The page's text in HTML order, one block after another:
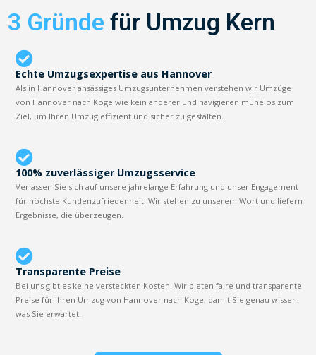
3 Gründe für Umzug Kern
Echte Umzugsexpertise aus Hannover
Als in Hannover ansässiges Umzugsunternehmen verstehen wir Umzüge
von Hannover nach Koge wie kein anderer und navigieren mühelos zum
Ziel, um Ihren Umzug effizient und sicher zu gestalten.
100% zuverlässiger Umzugsservice
Verlassen Sie sich auf unsere jahrelange Erfahrung und unser Engagement
für höchste Kundenzufriedenheit. Wir stehen zu unserem Wort und liefern
Ergebnisse, die überzeugen.
Transparente Preise
Bei uns gibt es keine versteckten Kosten. Wir bieten faire und transparente
Preise für Ihren Umzug von Hannover nach Koge, damit Sie genau wissen,
was Sie erwartet.